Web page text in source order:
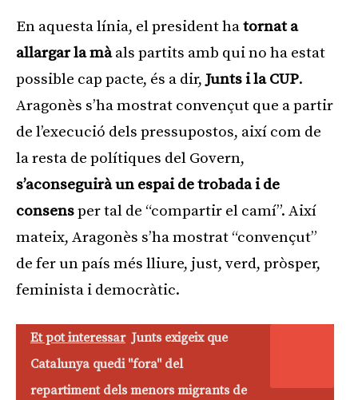
En aquesta línia, el president hatornat a
allargar la màals partits amb qui no ha estat
possible cap pacte, és a dir,Junts i la CUP.
Aragonès s’ha mostrat convençut que a partir
de l’execució dels pressupostos, així com de
la resta de polítiques del Govern,
s’aconseguirà un espai de trobada i de
consensper tal de “compartir el camí”. Així
mateix, Aragonès s’ha mostrat “convençut”
de fer un país més lliure, just, verd, pròsper,
feminista i democràtic.
Et pot interessar Junts exigeix que
Catalunya quedi "fora" del
repartiment dels menors migrants de